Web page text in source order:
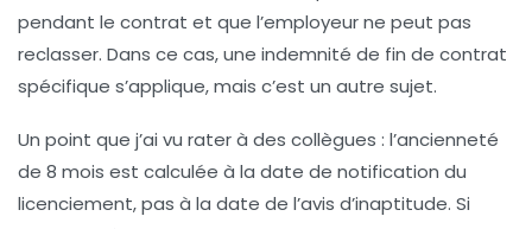
pendant le contrat et que l’employeur ne peut pas
reclasser. Dans ce cas, une indemnité de fin de contrat
spécifique s’applique, mais c’est un autre sujet.
Un point que j’ai vu rater à des collègues : l’ancienneté
de 8 mois est calculée à la date de notification du
licenciement, pas à la date de l’avis d’inaptitude. Si